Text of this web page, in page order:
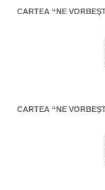
CARTEA “NE
CARTEA “NE